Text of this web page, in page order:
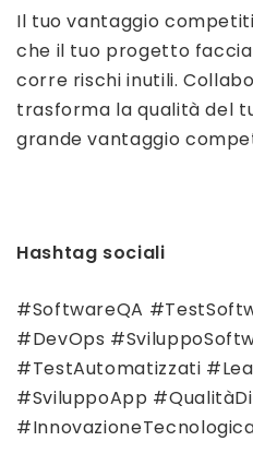
Il tuo vantaggio
che il tuo progetto
corre rischi inutili.
trasforma la qualità del
grande vantaggio
Hashtag sociali
#SoftwareQA
#DevOps
#TestAutomatizzati
#SviluppoApp